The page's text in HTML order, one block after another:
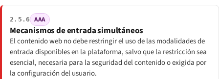
2.5.6 AAA
Mecanismos de entrada simultáneos
El contenido web no debe restringir el uso de las modalidades de
entrada disponibles en la plataforma, salvo que la restricción sea
esencial, necesaria para la seguridad del contenido o exigida por
la configuración del usuario.